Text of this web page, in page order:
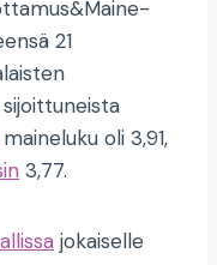
21
maineluku oli 3,91,
3,77.
jokaiselle